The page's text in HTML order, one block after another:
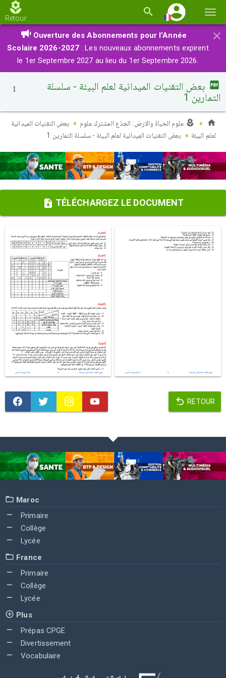
la
Retour
×
Ouverture des Abonnements pour l'Année
Scolaire 2026-2027 : Les nouveaux abonnements expirent
le 1er Septembre 2027 au lieu du 1er Septembre 2026.
بعض التقنيات الميدانية لعلم البيئة - سلسلة
التمارين 1
علوم الحياة والارض: الجذع المشترك علوم
بعض التقنيات الميدانية
لعلم البيئة
بعض التقنيات الميدانية لعلم البيئة - سلسلة التمارين 1
TÉLÉCHARGEZ LE DOCUMENT
RETOUR
Maroc
Primaire
Collège
Lycée
France
Primaire
Collège
Lycée
Plus
Prépas CPGE
Divertissement
Vocabulaire